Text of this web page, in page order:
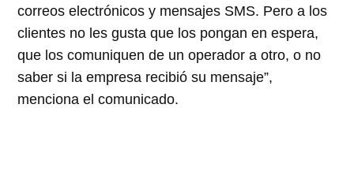
correos electrónicos y mensajes SMS. Pero a los
clientes no les gusta que los pongan en espera,
que los comuniquen de un operador a otro, o no
saber si la empresa recibió su mensaje”,
menciona el comunicado.